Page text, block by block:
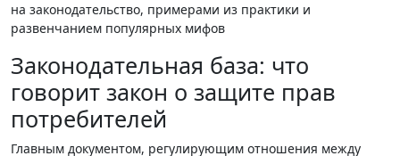
на законодательство, примерами из практики и
развенчанием популярных мифов
Законодательная база: что
говорит закон о защите прав
потребителей
Главным документом, регулирующим отношения между